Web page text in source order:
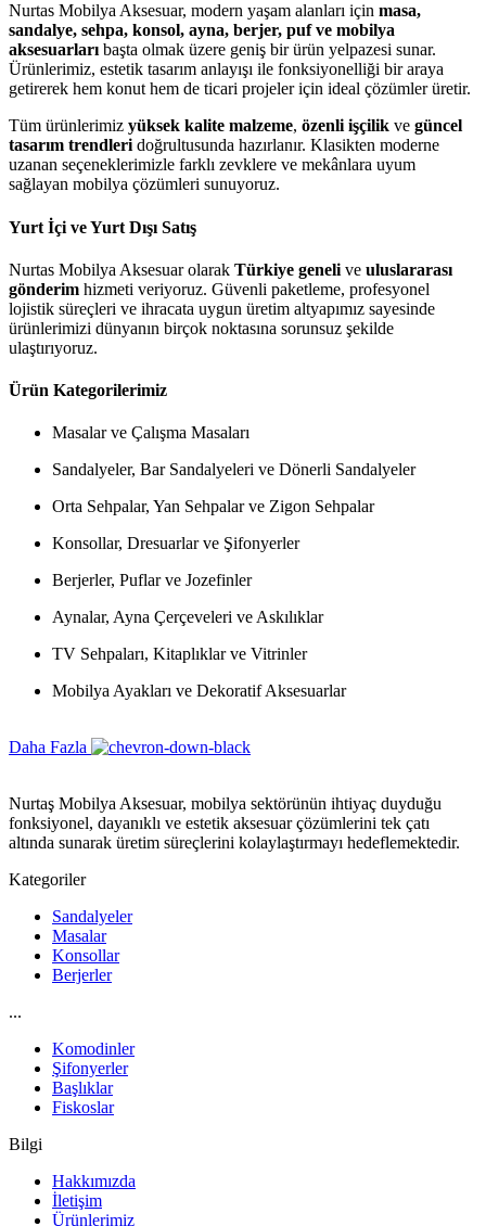
Nurtas Mobilya Aksesuar, modern yaşam alanları için masa,
sandalye, sehpa, konsol, ayna, berjer, puf ve mobilya
aksesuarları başta olmak üzere geniş bir ürün yelpazesi sunar.
Ürünlerimiz, estetik tasarım anlayışı ile fonksiyonelliği bir araya
getirerek hem konut hem de ticari projeler için ideal çözümler üretir.
Tüm ürünlerimiz yüksek kalite malzeme, özenli işçilik ve güncel
tasarım trendleri doğrultusunda hazırlanır. Klasikten moderne
uzanan seçeneklerimizle farklı zevklere ve mekânlara uyum
sağlayan mobilya çözümleri sunuyoruz.
Yurt İçi ve Yurt Dışı Satış
Nurtas Mobilya Aksesuar olarak Türkiye geneli ve uluslararası
gönderim hizmeti veriyoruz. Güvenli paketleme, profesyonel
lojistik süreçleri ve ihracata uygun üretim altyapımız sayesinde
ürünlerimizi dünyanın birçok noktasına sorunsuz şekilde
ulaştırıyoruz.
Ürün Kategorilerimiz
Masalar ve Çalışma Masaları
Sandalyeler, Bar Sandalyeleri ve Dönerli Sandalyeler
Orta Sehpalar, Yan Sehpalar ve Zigon Sehpalar
Konsollar, Dresuarlar ve Şifonyerler
Berjerler, Puflar ve Jozefinler
Aynalar, Ayna Çerçeveleri ve Askılıklar
TV Sehpaları, Kitaplıklar ve Vitrinler
Mobilya Ayakları ve Dekoratif Aksesuarlar
Daha Fazla
Nurtaş Mobilya Aksesuar, mobilya sektörünün ihtiyaç duyduğu
fonksiyonel, dayanıklı ve estetik aksesuar çözümlerini tek çatı
altında sunarak üretim süreçlerini kolaylaştırmayı hedeflemektedir.
Kategoriler
Sandalyeler
Masalar
Konsollar
Berjerler
...
Komodinler
Şifonyerler
Başlıklar
Fiskoslar
Bilgi
Hakkımızda
İletişim
Ürünlerimiz